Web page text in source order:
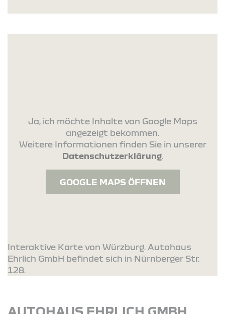
Ja, ich möchte Inhalte von Google Maps
angezeigt bekommen.
Weitere Informationen finden Sie in unserer
Datenschutzerklärung.
GOOGLE MAPS ÖFFNEN
Interaktive Karte von Würzburg. Autohaus
Ehrlich GmbH befindet sich in Nürnberger Str.
128.
AUTOHAUS EHRLICH GMBH